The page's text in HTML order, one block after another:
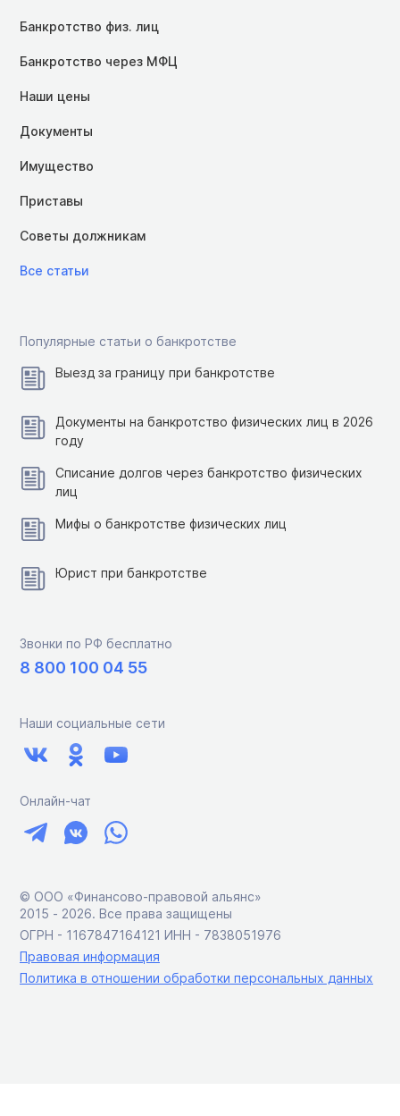
Банкротство физ. лиц
Банкротство через МФЦ
Наши цены
Документы
Имущество
Приставы
Советы должникам
Все статьи
Популярные статьи о банкротстве
Выезд за границу при банкротстве
Документы на банкротство физических лиц в 2026
году
Списание долгов через банкротство физических
лиц
Мифы о банкротстве физических лиц
Юрист при банкротстве
Звонки по РФ бесплатно
8 800 100 04 55
Наши социальные сети
Онлайн-чат
© ООО «Финансово-правовой альянс»
2015 ‑ 2026. Все права защищены
ОГРН - 1167847164121 ИНН - 7838051976
Правовая информация
Политика в отношении обработки персональных данных